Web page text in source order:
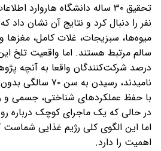
نفر را دنبال کرد و نتایج آن نشان داد
میوه‌ها، سبزیجات، غلات کامل، مغزها
درصد شرکت‌کنندگان واقعا به آنچه
با حفظ عملکردهای شناختی، جسمی و
در حالی که یک ماجرای کوچک درباره
اما این الگوی کلی رژیم غذایی
اهمیت را دارد.